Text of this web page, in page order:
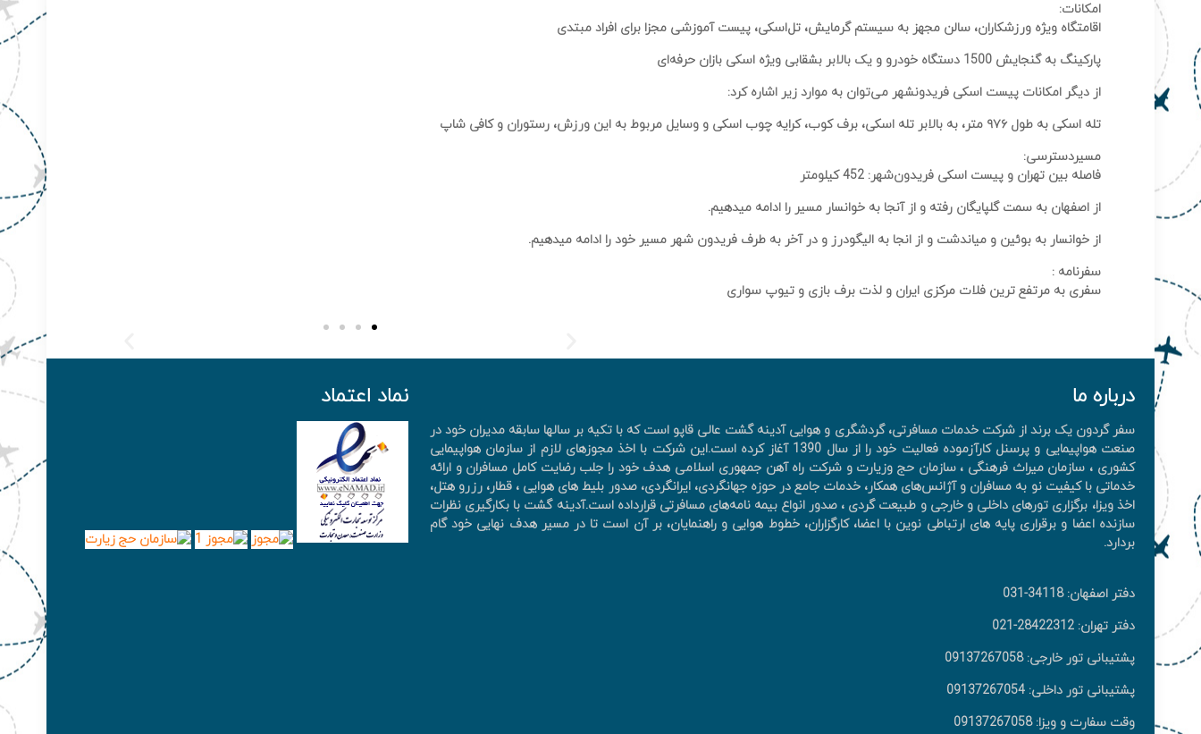
امکانات:
اقامتگاه ویژه ورزشکاران، سالن مجهز به سیستم گرمایش، تل‌اسکی، پیست آموزشی مجزا برای افراد مبتدی
پارکینگ به گنجایش 1500 دستگاه خودرو و یک بالابر بشقابی ویژه اسکی بازان حرفه‌ای
از دیگر امکانات پیست اسکی فریدونشهر می‌توان به موارد زیر اشاره کرد:
تله اسکی به طول ۹۷۶ متر، به بالابر تله اسکی، برف کوب، کرایه چوب اسکی و وسایل مربوط به این ورزش، رستوران و کافی شاپ
مسیردسترسی:
فاصله بین تهران و پیست اسکی فریدون‌شهر: 452 کیلومتر
از اصفهان به سمت گلپایگان رفته و از آنجا به خوانسار مسیر را ادامه میدهیم.
از خوانسار به بوئین و میاندشت و از انجا به الیگودرز و در آخر به طرف فریدون شهر مسیر خود را ادامه میدهیم.
سفرنامه :
سفری به مرتفع ترین فلات مرکزی ایران و لذت برف بازی و تیوپ سواری
درباره ما
سفر گردون یک برند از شرکت خدمات مسافرتی، گردشگری و هوایی آدینه گشت عالی قاپو است که با تکیه بر سالها سابقه مدیران خود در
صنعت هواپیمایی و پرسنل کارآزموده فعالیت خود را از سال 1390 آغاز کرده است.این شرکت با اخذ مجوزهای لازم از سازمان هواپیمایی
کشوری ، سازمان میراث فرهنگی ، سازمان حج وزیارت و شرکت راه آهن جمهوری اسلامی هدف خود را جلب رضایت کامل مسافران و ارائه
خدماتی با کیفیت نو به مسافران و آژانس‌های همکار، خدمات جامع در حوزه جهانگردی، ايرانگردی، صدور بليط های هوايی ، قطار، رزرو هتل،
اخذ ويزا، برگزاری تورهای داخلی و خارجی و طبیعت گردی ، صدور انواع بیمه نامه‌های مسافرتی قرارداده است.آدینه گشت با بکارگیری نظرات
سازنده اعضا و برقراری پایه های ارتباطی نوین با اعضا، کارگزاران، خطوط هوایی و راهنمایان، بر آن است تا در مسیر هدف نهایی خود گام
بردارد.
دفتر اصفهان: 34118-031
دفتر تهران: 28422312-021
پشتیبانی تور خارجی: 09137267058
پشتیبانی تور داخلی: 09137267054
وقت سفارت و ویزا: 09137267058
نماد اعتماد